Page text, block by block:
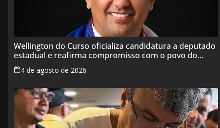
Wellington do Curso oficializa candidatura a deputado
estadual e reafirma compromisso com o povo do
Maranhão
4 de agosto de 2026